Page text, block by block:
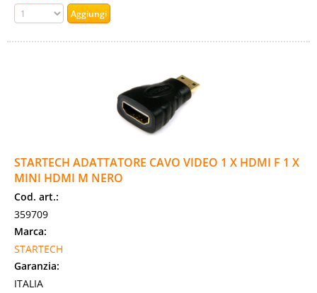
STARTECH ADATTATORE CAVO VIDEO 1 X HDMI F 1 X
MINI HDMI M NERO
Cod. art.:
359709
Marca:
STARTECH
Garanzia:
ITALIA